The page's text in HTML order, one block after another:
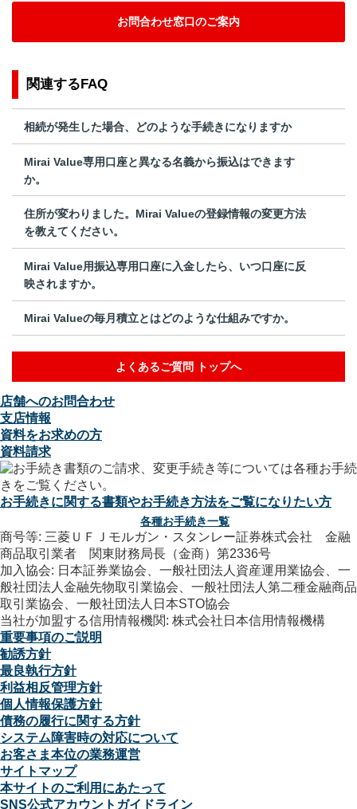
お問合わせ窓口のご案内
関連するFAQ
相続が発生した場合、どのような手続きになりますか
Mirai Value専用口座と異なる名義から振込はできます
か。
住所が変わりました。Mirai Valueの登録情報の変更方法
を教えてください。
Mirai Value用振込専用口座に入金したら、いつ口座に反
映されますか。
Mirai Valueの毎月積立とはどのような仕組みですか。
よくあるご質問 トップへ
店舗へのお問合わせ
支店情報
資料をお求めの方
資料請求
お手続きに関する書類やお手続き方法をご覧になりたい方
各種お手続き一覧
商号等: 三菱ＵＦＪモルガン・スタンレー証券株式会社 金融
商品取引業者 関東財務局長（金商）第2336号
加入協会: 日本証券業協会、一般社団法人資産運用業協会、一
般社団法人金融先物取引業協会、一般社団法人第二種金融商品
取引業協会、一般社団法人日本STO協会
当社が加盟する信用情報機関: 株式会社日本信用情報機構
重要事項のご説明
勧誘方針
最良執行方針
利益相反管理方針
個人情報保護方針
債務の履行に関する方針
システム障害時の対応について
お客さま本位の業務運営
サイトマップ
本サイトのご利用にあたって
SNS公式アカウントガイドライン